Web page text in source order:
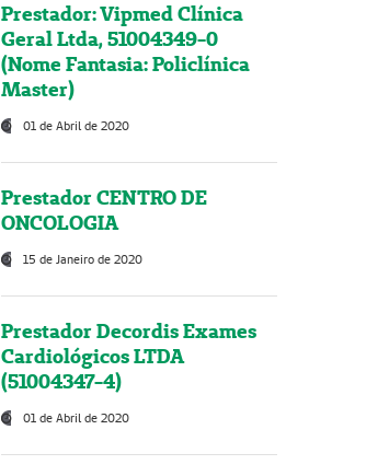
Prestador: Vipmed Clínica
Geral Ltda, 51004349-0
(Nome Fantasia: Policlínica
Master)
01 de Abril de 2020
Prestador CENTRO DE
ONCOLOGIA
15 de Janeiro de 2020
Prestador Decordis Exames
Cardiológicos LTDA
(51004347-4)
01 de Abril de 2020